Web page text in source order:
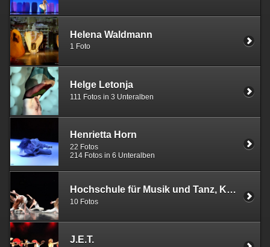
Helena Waldmann
1 Foto
Helge Letonja
111 Fotos in 3 Unteralben
Henrietta Horn
22 Fotos
214 Fotos in 6 Unteralben
Hochschule für Musik und Tanz, Köln
10 Fotos
J.E.T.